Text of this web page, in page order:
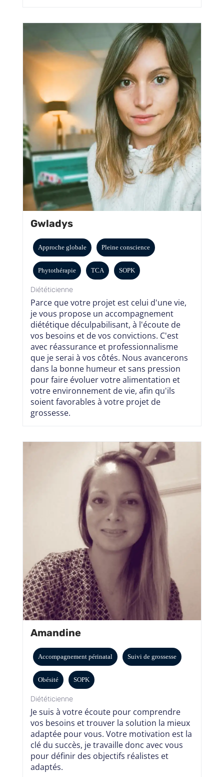
Gwladys
Approche globale Pleine conscience
Phytothérapie TCA SOPK
Diététicienne
Parce que votre projet est celui d'une vie,
je vous propose un accompagnement
diététique déculpabilisant, à l'écoute de
vos besoins et de vos convictions. C'est
avec réassurance et professionnalisme
que je serai à vos côtés. Nous avancerons
dans la bonne humeur et sans pression
pour faire évoluer votre alimentation et
votre environnement de vie, afin qu'ils
soient favorables à votre projet de
grossesse.
Amandine
Accompagnement périnatal Suivi de grossesse
Obésité SOPK
Diététicienne
Je suis à votre écoute pour comprendre
vos besoins et trouver la solution la mieux
adaptée pour vous. Votre motivation est la
clé du succès, je travaille donc avec vous
pour définir des objectifs réalistes et
adaptés.